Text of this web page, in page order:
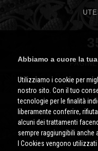
Abbiamo a cuore la
Utilizziamo i cookie per
nostro sito. Con il tuo
tecnologie per le finalità
liberamente conferire,
alcuni dei trattamenti
sempre raggiungibili anche
I Cookies vengono